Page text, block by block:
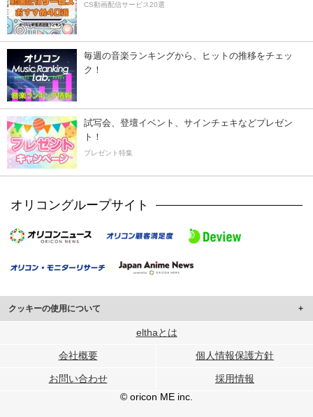
CS動画配信サービス20選
毎週の音楽ランキングから、ヒットの推移をチェッ
ク！
試写会、登壇イベント、サインチェキなどプレゼン
ト！
プレゼント特集
オリコングループサイト
クッキーの使用について
このサイトでは Cookie を使用して、ユーザーに合わせたコンテンツや広告の
行っています。
メディアや広告配信、データ解析の各パートナーに提供しています。
各パートナーは、この情報とユーザーが各パートナーに提供した他の情報や、
ユーザーが各パートナーのサービスを使用したときに収集した他の情報を組み
elthaとは
会社概要 個人情報保護方針
お問い合わせ
採用情報
© oricon ME inc.